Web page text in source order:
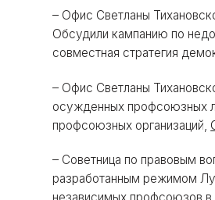
– Офис Светланы
Обсудили кампанию по
совместная стратегия
– Офис Светланы
осужденных профсоюзных
профсоюзных организаций,
– Советница по правовым
разработанным режимом